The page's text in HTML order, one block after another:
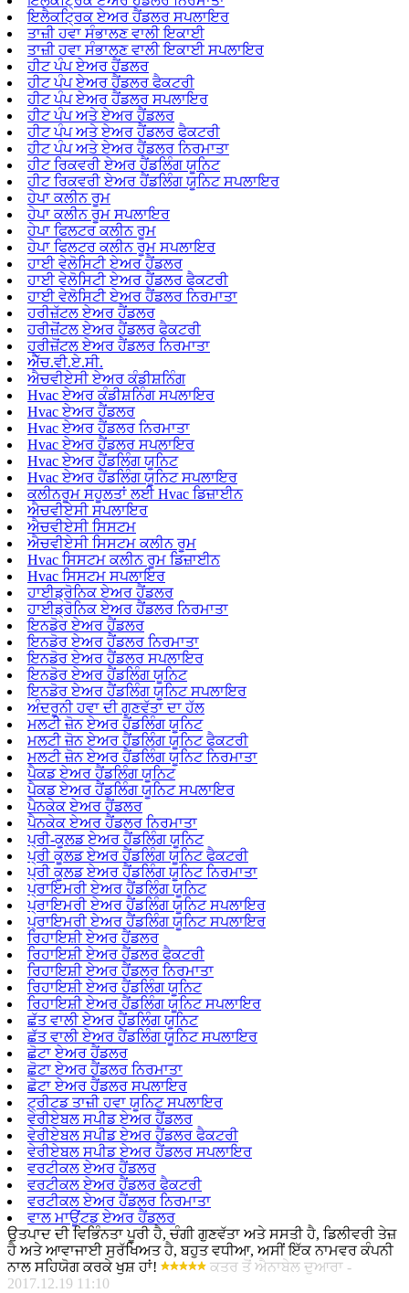
ਇਲੈਕਟ੍ਰਿਕ ਏਅਰ ਹੈਂਡਲਰ ਸਪਲਾਇਰ
ਤਾਜ਼ੀ ਹਵਾ ਸੰਭਾਲਣ ਵਾਲੀ ਇਕਾਈ
ਤਾਜ਼ੀ ਹਵਾ ਸੰਭਾਲਣ ਵਾਲੀ ਇਕਾਈ ਸਪਲਾਇਰ
ਹੀਟ ਪੰਪ ਏਅਰ ਹੈਂਡਲਰ
ਹੀਟ ਪੰਪ ਏਅਰ ਹੈਂਡਲਰ ਫੈਕਟਰੀ
ਹੀਟ ਪੰਪ ਏਅਰ ਹੈਂਡਲਰ ਸਪਲਾਇਰ
ਹੀਟ ਪੰਪ ਅਤੇ ਏਅਰ ਹੈਂਡਲਰ
ਹੀਟ ਪੰਪ ਅਤੇ ਏਅਰ ਹੈਂਡਲਰ ਫੈਕਟਰੀ
ਹੀਟ ਪੰਪ ਅਤੇ ਏਅਰ ਹੈਂਡਲਰ ਨਿਰਮਾਤਾ
ਹੀਟ ਰਿਕਵਰੀ ਏਅਰ ਹੈਂਡਲਿੰਗ ਯੂਨਿਟ
ਹੀਟ ਰਿਕਵਰੀ ਏਅਰ ਹੈਂਡਲਿੰਗ ਯੂਨਿਟ ਸਪਲਾਇਰ
ਹੇਪਾ ਕਲੀਨ ਰੂਮ
ਹੇਪਾ ਕਲੀਨ ਰੂਮ ਸਪਲਾਇਰ
ਹੇਪਾ ਫਿਲਟਰ ਕਲੀਨ ਰੂਮ
ਹੇਪਾ ਫਿਲਟਰ ਕਲੀਨ ਰੂਮ ਸਪਲਾਇਰ
ਹਾਈ ਵੇਲੋਸਿਟੀ ਏਅਰ ਹੈਂਡਲਰ
ਹਾਈ ਵੇਲੋਸਿਟੀ ਏਅਰ ਹੈਂਡਲਰ ਫੈਕਟਰੀ
ਹਾਈ ਵੇਲੋਸਿਟੀ ਏਅਰ ਹੈਂਡਲਰ ਨਿਰਮਾਤਾ
ਹਰੀਜ਼ੱਟਲ ਏਅਰ ਹੈਂਡਲਰ
ਹਰੀਜ਼ੋਂਟਲ ਏਅਰ ਹੈਂਡਲਰ ਫੈਕਟਰੀ
ਹਰੀਜ਼ੋਂਟਲ ਏਅਰ ਹੈਂਡਲਰ ਨਿਰਮਾਤਾ
ਐੱਚ.ਵੀ.ਏ.ਸੀ.
ਐਚਵੀਏਸੀ ਏਅਰ ਕੰਡੀਸ਼ਨਿੰਗ
Hvac ਏਅਰ ਕੰਡੀਸ਼ਨਿੰਗ ਸਪਲਾਇਰ
Hvac ਏਅਰ ਹੈਂਡਲਰ
Hvac ਏਅਰ ਹੈਂਡਲਰ ਨਿਰਮਾਤਾ
Hvac ਏਅਰ ਹੈਂਡਲਰ ਸਪਲਾਇਰ
Hvac ਏਅਰ ਹੈਂਡਲਿੰਗ ਯੂਨਿਟ
Hvac ਏਅਰ ਹੈਂਡਲਿੰਗ ਯੂਨਿਟ ਸਪਲਾਇਰ
ਕਲੀਨਰੂਮ ਸਹੂਲਤਾਂ ਲਈ Hvac ਡਿਜ਼ਾਈਨ
ਐਚਵੀਏਸੀ ਸਪਲਾਇਰ
ਐਚਵੀਏਸੀ ਸਿਸਟਮ
ਐਚਵੀਏਸੀ ਸਿਸਟਮ ਕਲੀਨ ਰੂਮ
Hvac ਸਿਸਟਮ ਕਲੀਨ ਰੂਮ ਡਿਜ਼ਾਈਨ
Hvac ਸਿਸਟਮ ਸਪਲਾਇਰ
ਹਾਈਡ੍ਰੋਨਿਕ ਏਅਰ ਹੈਂਡਲਰ
ਹਾਈਡ੍ਰੋਨਿਕ ਏਅਰ ਹੈਂਡਲਰ ਨਿਰਮਾਤਾ
ਇਨਡੋਰ ਏਅਰ ਹੈਂਡਲਰ
ਇਨਡੋਰ ਏਅਰ ਹੈਂਡਲਰ ਨਿਰਮਾਤਾ
ਇਨਡੋਰ ਏਅਰ ਹੈਂਡਲਰ ਸਪਲਾਇਰ
ਇਨਡੋਰ ਏਅਰ ਹੈਂਡਲਿੰਗ ਯੂਨਿਟ
ਇਨਡੋਰ ਏਅਰ ਹੈਂਡਲਿੰਗ ਯੂਨਿਟ ਸਪਲਾਇਰ
ਅੰਦਰੂਨੀ ਹਵਾ ਦੀ ਗੁਣਵੱਤਾ ਦਾ ਹੱਲ
ਮਲਟੀ ਜ਼ੋਨ ਏਅਰ ਹੈਂਡਲਿੰਗ ਯੂਨਿਟ
ਮਲਟੀ ਜ਼ੋਨ ਏਅਰ ਹੈਂਡਲਿੰਗ ਯੂਨਿਟ ਫੈਕਟਰੀ
ਮਲਟੀ ਜ਼ੋਨ ਏਅਰ ਹੈਂਡਲਿੰਗ ਯੂਨਿਟ ਨਿਰਮਾਤਾ
ਪੈਕਡ ਏਅਰ ਹੈਂਡਲਿੰਗ ਯੂਨਿਟ
ਪੈਕਡ ਏਅਰ ਹੈਂਡਲਿੰਗ ਯੂਨਿਟ ਸਪਲਾਇਰ
ਪੈਨਕੇਕ ਏਅਰ ਹੈਂਡਲਰ
ਪੈਨਕੇਕ ਏਅਰ ਹੈਂਡਲਰ ਨਿਰਮਾਤਾ
ਪ੍ਰੀ-ਕੂਲਡ ਏਅਰ ਹੈਂਡਲਿੰਗ ਯੂਨਿਟ
ਪ੍ਰੀ ਕੂਲਡ ਏਅਰ ਹੈਂਡਲਿੰਗ ਯੂਨਿਟ ਫੈਕਟਰੀ
ਪ੍ਰੀ ਕੂਲਡ ਏਅਰ ਹੈਂਡਲਿੰਗ ਯੂਨਿਟ ਨਿਰਮਾਤਾ
ਪ੍ਰਾਇਮਰੀ ਏਅਰ ਹੈਂਡਲਿੰਗ ਯੂਨਿਟ
ਪ੍ਰਾਇਮਰੀ ਏਅਰ ਹੈਂਡਲਿੰਗ ਯੂਨਿਟ ਸਪਲਾਇਰ
ਪ੍ਰਾਇਮਰੀ ਏਅਰ ਹੈਂਡਲਿੰਗ ਯੂਨਿਟ ਸਪਲਾਇਰ
ਰਿਹਾਇਸ਼ੀ ਏਅਰ ਹੈਂਡਲਰ
ਰਿਹਾਇਸ਼ੀ ਏਅਰ ਹੈਂਡਲਰ ਫੈਕਟਰੀ
ਰਿਹਾਇਸ਼ੀ ਏਅਰ ਹੈਂਡਲਰ ਨਿਰਮਾਤਾ
ਰਿਹਾਇਸ਼ੀ ਏਅਰ ਹੈਂਡਲਿੰਗ ਯੂਨਿਟ
ਰਿਹਾਇਸ਼ੀ ਏਅਰ ਹੈਂਡਲਿੰਗ ਯੂਨਿਟ ਸਪਲਾਇਰ
ਛੱਤ ਵਾਲੀ ਏਅਰ ਹੈਂਡਲਿੰਗ ਯੂਨਿਟ
ਛੱਤ ਵਾਲੀ ਏਅਰ ਹੈਂਡਲਿੰਗ ਯੂਨਿਟ ਸਪਲਾਇਰ
ਛੋਟਾ ਏਅਰ ਹੈਂਡਲਰ
ਛੋਟਾ ਏਅਰ ਹੈਂਡਲਰ ਨਿਰਮਾਤਾ
ਛੋਟਾ ਏਅਰ ਹੈਂਡਲਰ ਸਪਲਾਇਰ
ਟ੍ਰੀਟਡ ਤਾਜ਼ੀ ਹਵਾ ਯੂਨਿਟ ਸਪਲਾਇਰ
ਵੇਰੀਏਬਲ ਸਪੀਡ ਏਅਰ ਹੈਂਡਲਰ
ਵੇਰੀਏਬਲ ਸਪੀਡ ਏਅਰ ਹੈਂਡਲਰ ਫੈਕਟਰੀ
ਵੇਰੀਏਬਲ ਸਪੀਡ ਏਅਰ ਹੈਂਡਲਰ ਸਪਲਾਇਰ
ਵਰਟੀਕਲ ਏਅਰ ਹੈਂਡਲਰ
ਵਰਟੀਕਲ ਏਅਰ ਹੈਂਡਲਰ ਫੈਕਟਰੀ
ਵਰਟੀਕਲ ਏਅਰ ਹੈਂਡਲਰ ਨਿਰਮਾਤਾ
ਵਾਲ ਮਾਊਂਟਡ ਏਅਰ ਹੈਂਡਲਰ
ਉਤਪਾਦ ਦੀ ਵਿਭਿੰਨਤਾ ਪੂਰੀ ਹੈ, ਚੰਗੀ ਗੁਣਵੱਤਾ ਅਤੇ ਸਸਤੀ ਹੈ, ਡਿਲੀਵਰੀ ਤੇਜ਼
ਹੈ ਅਤੇ ਆਵਾਜਾਈ ਸੁਰੱਖਿਅਤ ਹੈ, ਬਹੁਤ ਵਧੀਆ, ਅਸੀਂ ਇੱਕ ਨਾਮਵਰ ਕੰਪਨੀ
ਨਾਲ ਸਹਿਯੋਗ ਕਰਕੇ ਖੁਸ਼ ਹਾਂ!
ਕਤਰ ਤੋਂ ਐਨਾਬੇਲ ਦੁਆਰਾ -
2017.12.19 11:10